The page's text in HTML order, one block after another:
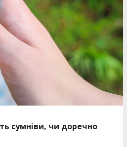
сумніви, чи доречно